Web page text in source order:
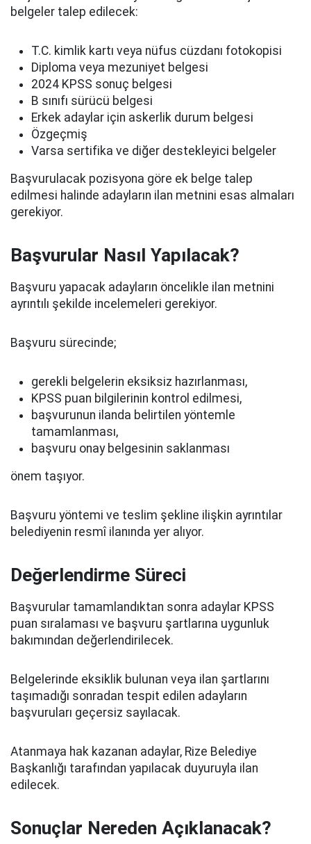
belgeler talep edilecek:
T.C. kimlik kartı veya nüfus cüzdanı fotokopisi
Diploma veya mezuniyet belgesi
2024 KPSS sonuç belgesi
B sınıfı sürücü belgesi
Erkek adaylar için askerlik durum belgesi
Özgeçmiş
Varsa sertifika ve diğer destekleyici belgeler
Başvurulacak pozisyona göre ek belge talep
edilmesi halinde adayların ilan metnini esas almaları
gerekiyor.
Başvurular Nasıl Yapılacak?
Başvuru yapacak adayların öncelikle ilan metnini
ayrıntılı şekilde incelemeleri gerekiyor.
Başvuru sürecinde;
gerekli belgelerin eksiksiz hazırlanması,
KPSS puan bilgilerinin kontrol edilmesi,
başvurunun ilanda belirtilen yöntemle
tamamlanması,
başvuru onay belgesinin saklanması
önem taşıyor.
Başvuru yöntemi ve teslim şekline ilişkin ayrıntılar
belediyenin resmî ilanında yer alıyor.
Değerlendirme Süreci
Başvurular tamamlandıktan sonra adaylar KPSS
puan sıralaması ve başvuru şartlarına uygunluk
bakımından değerlendirilecek.
Belgelerinde eksiklik bulunan veya ilan şartlarını
taşımadığı sonradan tespit edilen adayların
başvuruları geçersiz sayılacak.
Atanmaya hak kazanan adaylar, Rize Belediye
Başkanlığı tarafından yapılacak duyuruyla ilan
edilecek.
Sonuçlar Nereden Açıklanacak?